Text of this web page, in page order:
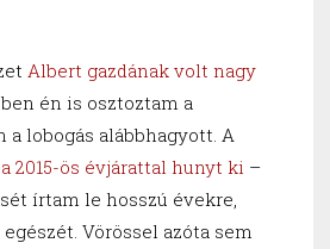
Albert gazdának volt nagy
én is osztoztam a
a lobogás alábbhagyott. A
a 2015-ös évjárattal hunyt ki –
írtam le hosszú évekre,
Vörössel azóta sem